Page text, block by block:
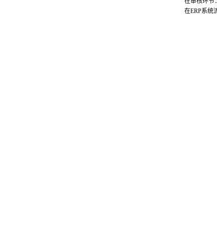
在ERP系统